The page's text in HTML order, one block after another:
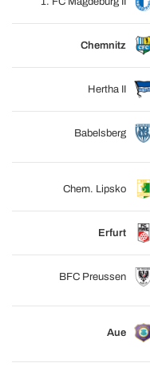
Chemnitz
Hertha II
Babelsberg
Chem. Lipsko
Erfurt
BFC Preussen
Aue